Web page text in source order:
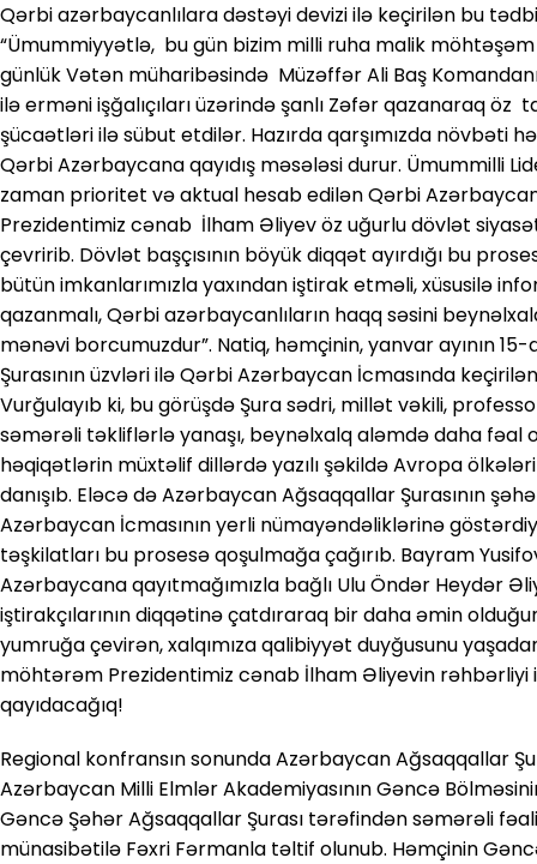
Qərbi azərbaycanlılara dəstəyi devizi ilə keçirilən bu
“Ümummiyyətlə, bu gün bizim milli ruha malik
günlük Vətən müharibəsində Müzəffər Ali Baş
ilə erməni işğalıçıları üzərində şanlı Zəfər qazanaraq öz
şücaətləri ilə sübut etdilər. Hazırda qarşımızda növbəti
Qərbi Azərbaycana qayıdış məsələsi durur. Ümummilli
zaman prioritet və aktual hesab edilən Qərbi
Prezidentimiz cənab İlham Əliyev öz uğurlu dövlət
çevririb. Dövlət başçısının böyük diqqət ayırdığı bu
bütün imkanlarımızla yaxından iştirak etməli, xüsusilə
qazanmalı, Qərbi azərbaycanlıların haqq səsini
mənəvi borcumuzdur”. Natiq, həmçinin, yanvar ayının
Şurasının üzvləri ilə Qərbi Azərbaycan İcmasında
Vurğulayıb ki, bu görüşdə Şura sədri, millət vəkili,
səmərəli təkliflərlə yanaşı, beynəlxalq aləmdə daha fəal
həqiqətlərin müxtəlif dillərdə yazılı şəkildə Avropa
danışıb. Eləcə də Azərbaycan Ağsaqqallar Şurasının
Azərbaycan İcmasının yerli nümayəndəliklərinə
təşkilatları bu prosesə qoşulmağa çağırıb. Bayram
Azərbaycana qayıtmağımızla bağlı Ulu Öndər Heydər
iştirakçılarının diqqətinə çatdıraraq bir daha əmin
yumruğa çevirən, xalqımıza qalibiyyət duyğusunu
möhtərəm Prezidentimiz cənab İlham Əliyevin
qayıdacağıq!
Regional konfransın sonunda Azərbaycan Ağsaqqallar
Azərbaycan Milli Elmlər Akademiyasının Gəncə
Gəncə Şəhər Ağsaqqallar Şurası tərəfindən səmərəli
münasibətilə Fəxri Fərmanla təltif olunub. Həmçinin